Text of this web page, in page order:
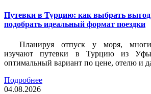
Путевки в Турцию: как выбрать
подобрать идеальный формат поездки
Планируя отпуск у моря,
изучают путевки в Турцию из
оптимальный вариант по цене, отелю и
Подробнее
04.08.2026